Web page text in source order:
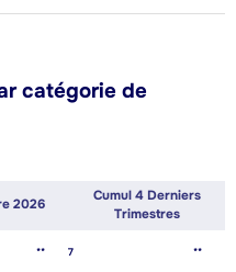
catégorie de
2026
Cumul 4 Derniers
Trimestres
** 7 **